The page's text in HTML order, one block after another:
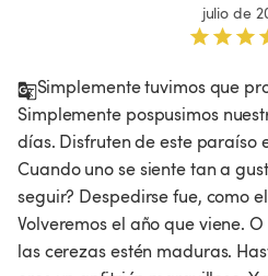
julio de
Simplemente tuvimos que
Simplemente pospusimos
días. Disfruten de este paraíso
Cuando uno se siente tan a
seguir? Despedirse fue, como
Volveremos el año que viene.
las cerezas estén maduras.